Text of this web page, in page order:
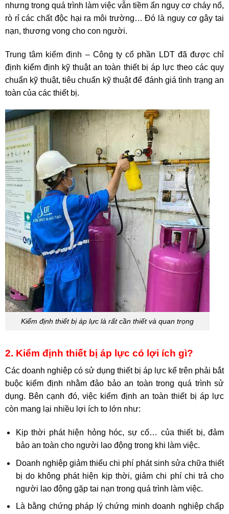
nhưng trong quá trình làm việc vẫn tiềm ẩn nguy cơ cháy nổ,
rò rỉ các chất độc hại ra môi trường… Đó là nguy cơ gây tai
nạn, thương vong cho con người.
Trung tâm kiểm định –Công ty cổ phần LDT đã được chỉ
định kiểm định kỹ thuật an toàn thiết bị áp lực theo các quy
chuẩn kỹ thuật, tiêu chuẩn kỹ thuật để đánh giá tình trạng an
toàn của các thiết bị.
Kiểm định thiết bị áp lực là rất cần thiết và quan trọng
2. Kiểm định thiết bị áp lực có lợi ích gì?
Các doanh nghiệp có sử dụng thiết bị áp lực kể trên phải bắt
buộc kiểm định nhằm đảo bảo an toàn trong quá trình sử
dụng. Bên cạnh đó, việc kiểm định an toàn thiết bị áp lực
còn mang lại nhiều lợi ích to lớn như:
Kịp thời phát hiện hỏng hóc, sự cố… của thiết bị, đảm
bảo an toàn cho người lao động trong khi làm việc.
Doanh nghiệp giảm thiểu chi phí phát sinh sửa chữa thiết
bị do không phát hiện kịp thời, giảm chi phí chi trả cho
người lao động gặp tai nạn trong quá trình làm việc.
Là bằng chứng pháp lý chứng minh doanh nghiệp chấp